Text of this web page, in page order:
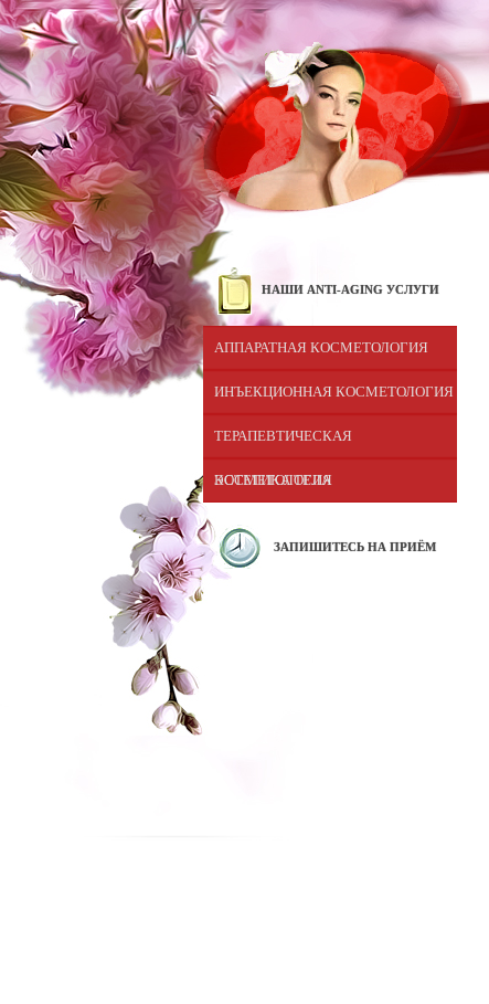
НАШИ ANTI-AGING УСЛУГИ
АППАРАТНАЯ КОСМЕТОЛОГИЯ
ИНЪЕКЦИОННАЯ КОСМЕТОЛОГИЯ
ТЕРАПЕВТИЧЕСКАЯ
КОCМЕТОЛОГИЯ
ЭСТЕТИКА ТЕЛА
ЗАПИШИТЕСЬ НА ПРИЁМ